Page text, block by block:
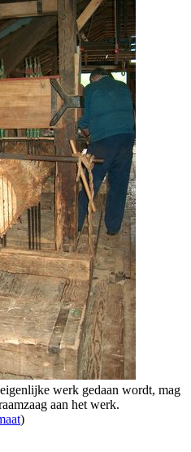
werk gedaan wordt, mag
aan het werk.
)